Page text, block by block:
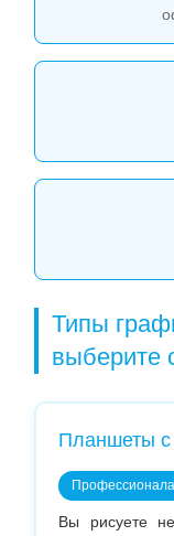
Типы
выберите
Планшеты с
Вы рисуете